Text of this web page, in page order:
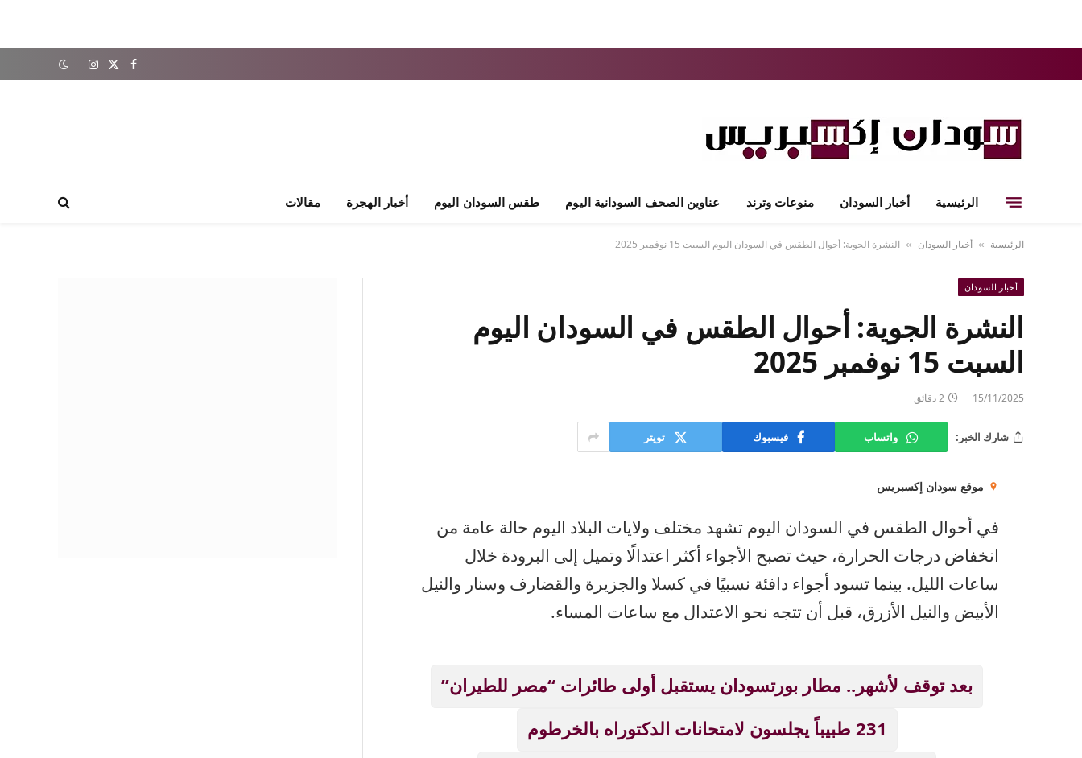
فيسبوك
X
الانستغرام
الرئيسية أخبار السودان منوعات وترند عناوين الصحف السودانية اليوم طقس السودان اليوم أخبار الهجرة مقالات
الرئيسية » أخبار السودان » النشرة الجوية: أحوال الطقس في السودان اليوم السبت 15 نوفمبر 2025
أخبار السودان
النشرة الجوية: أحوال الطقس في السودان اليوم
السبت 15 نوفمبر 2025
15/11/2025 2 دقائق
شارك الخبر: واتساب فيسبوك تويتر
موقع سودان إكسبريس
في أحوال الطقس في السودان اليوم تشهد مختلف ولايات البلاد اليوم حالة عامة من
انخفاض درجات الحرارة، حيث تصبح الأجواء أكثر اعتدالًا وتميل إلى البرودة خلال
ساعات الليل. بينما تسود أجواء دافئة نسبيًا في كسلا والجزيرة والقضارف وسنار والنيل
الأبيض والنيل الأزرق، قبل أن تتجه نحو الاعتدال مع ساعات المساء.
بعد توقف لأشهر.. مطار بورتسودان يستقبل أولى طائرات “مصر للطيران”
231 طبيباً يجلسون لامتحانات الدكتوراه بالخرطوم